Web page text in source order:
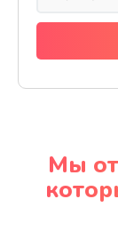
Мы